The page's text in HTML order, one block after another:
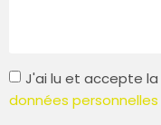
J'ai lu et accepte la
données personnelles